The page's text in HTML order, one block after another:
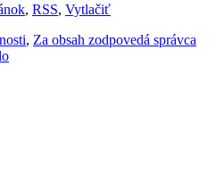
, RSS, Vytlačiť
, Za obsah zodpovedá správca